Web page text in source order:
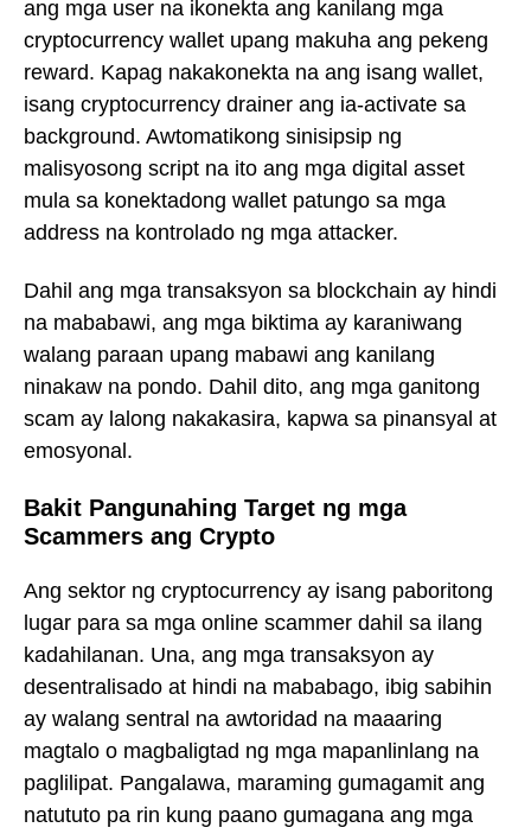
ang mga user na ikonekta ang kanilang mga
cryptocurrency wallet upang makuha ang pekeng
reward. Kapag nakakonekta na ang isang wallet,
isang cryptocurrency drainer ang ia-activate sa
background. Awtomatikong sinisipsip ng
malisyosong script na ito ang mga digital asset
mula sa konektadong wallet patungo sa mga
address na kontrolado ng mga attacker.
Dahil ang mga transaksyon sa blockchain ay hindi
na mababawi, ang mga biktima ay karaniwang
walang paraan upang mabawi ang kanilang
ninakaw na pondo. Dahil dito, ang mga ganitong
scam ay lalong nakakasira, kapwa sa pinansyal at
emosyonal.
Bakit Pangunahing Target ng mga
Scammers ang Crypto
Ang sektor ng cryptocurrency ay isang paboritong
lugar para sa mga online scammer dahil sa ilang
kadahilanan. Una, ang mga transaksyon ay
desentralisado at hindi na mababago, ibig sabihin
ay walang sentral na awtoridad na maaaring
magtalo o magbaligtad ng mga mapanlinlang na
paglilipat. Pangalawa, maraming gumagamit ang
natututo pa rin kung paano gumagana ang mga